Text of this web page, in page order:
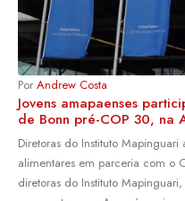
Por Andrew Costa
Jovens amapaenses
de Bonn pré-COP 30, na
Diretoras do Instituto Mapinguari
alimentares em parceria com o
diretoras do Instituto